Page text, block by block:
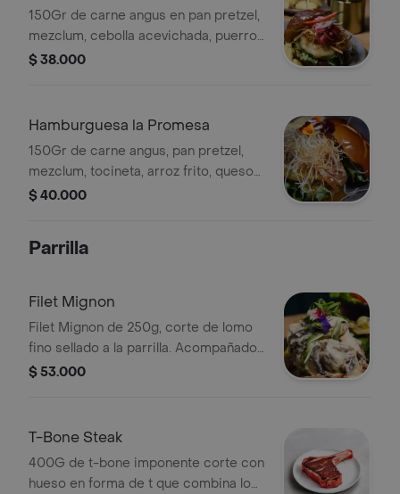
150Gr de carne angus en pan pretzel,
mezclum, cebolla acevichada, puerro
frito, tocineta, chile de árbol y una
$ 38.000
Hamburguesa la Promesa
150Gr de carne angus, pan pretzel,
mezclum, tocineta, arroz frito, queso
colby jack y la salsa de la casa
$ 40.000
Parrilla
Filet Mignon
Filet Mignon de 250g, corte de lomo
fino sellado a la parrilla. Acompañado
de salsa cremosa y decorado con
$ 53.000
T-Bone Steak
400G de t-bone imponente corte con
hueso en forma de t que combina lo